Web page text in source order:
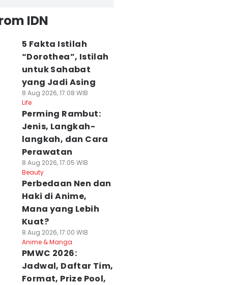
IDN
5 Fakta Istilah
“Dorothea”, Istilah
untuk Sahabat
yang Jadi Asing
8 Aug 2026, 17:08 WIB
Life
Perming Rambut:
Jenis, Langkah-
langkah, dan Cara
Perawatan
8 Aug 2026, 17:05 WIB
Beauty
Perbedaan Nen dan
Haki di Anime,
Mana yang Lebih
Kuat?
8 Aug 2026, 17:00 WIB
Anime & Manga
PMWC 2026:
Jadwal, Daftar Tim,
Format, Prize Pool,